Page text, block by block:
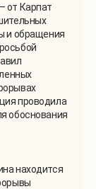
от Карпат
и обращения
проводила
обоснования
находится